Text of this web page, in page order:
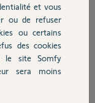
et vous
ou de refuser
ou certains
des cookies
le site Somfy
sera moins